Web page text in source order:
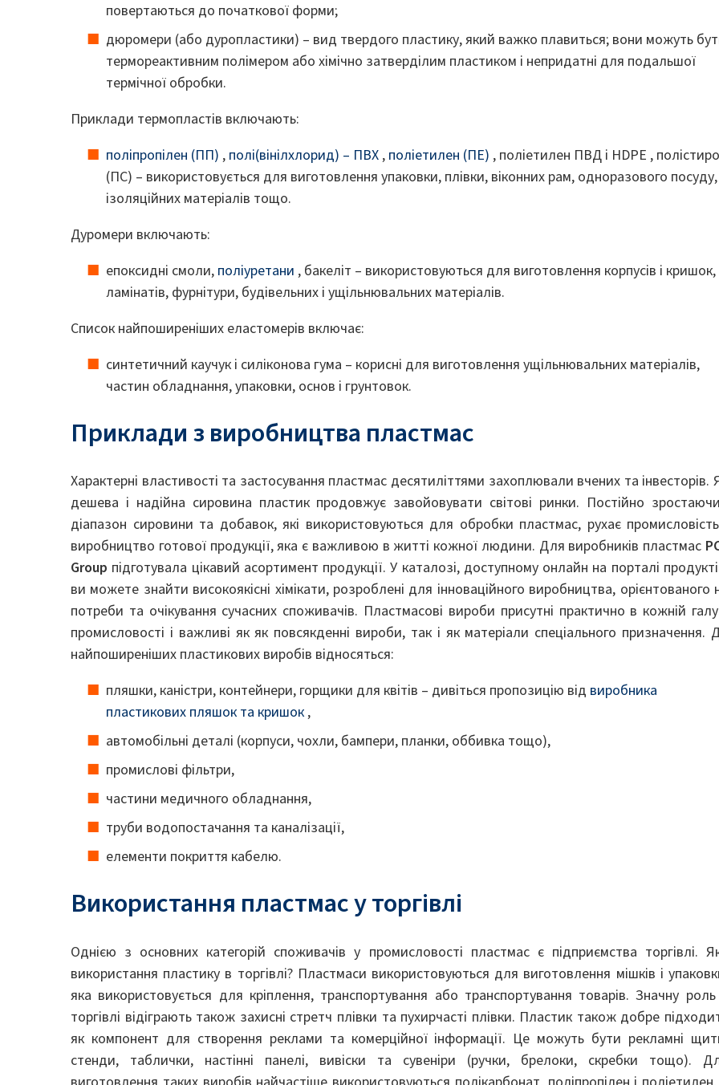
повертаються до початкової форми;
дюромери (або дуропластики) – вид твердого пластику, який важко плавиться; вони можуть
термореактивним полімером або хімічно затверділим пластиком і непридатні для подальшої
термічної обробки.
Приклади термопластів включають:
поліпропілен (ПП) , полі(вінілхлорид) – ПВХ , поліетилен (ПЕ) , поліетилен ПВД і HDPE ,
(ПС) – використовується для виготовлення упаковки, плівки, віконних рам, одноразового посуду,
ізоляційних матеріалів тощо.
Дуромери включають:
епоксидні смоли, поліуретани , бакеліт – використовуються для виготовлення корпусів і кришок,
ламінатів, фурнітури, будівельних і ущільнювальних матеріалів.
Список найпоширеніших еластомерів включає:
синтетичний каучук і силіконова гума – корисні для виготовлення ущільнювальних матеріалів,
частин обладнання, упаковки, основ і грунтовок.
Приклади з виробництва пластмас
Характерні властивості та застосування пластмас десятиліттями захоплювали вчених та інвесторів.
дешева і надійна сировина пластик продовжує завойовувати світові ринки. Постійно
діапазон сировини та добавок, які використовуються для обробки пластмас, рухає
виробництво готової продукції, яка є важливою в житті кожної людини. Для виробників пластмас
Group підготувала цікавий асортимент продукції. У каталозі, доступному онлайн на порталі
ви можете знайти високоякісні хімікати, розроблені для інноваційного виробництва, орієнтованого
потреби та очікування сучасних споживачів. Пластмасові вироби присутні практично в кожній
промисловості і важливі як як повсякденні вироби, так і як матеріали спеціального призначення.
найпоширеніших пластикових виробів відносяться:
пляшки, каністри, контейнери, горщики для квітів – дивіться пропозицію від виробника
пластикових пляшок та кришок ,
автомобільні деталі (корпуси, чохли, бампери, планки, оббивка тощо),
промислові фільтри,
частини медичного обладнання,
труби водопостачання та каналізації,
елементи покриття кабелю.
Використання пластмас у торгівлі
Однією з основних категорій споживачів у промисловості пластмас є підприємства торгівлі.
використання пластику в торгівлі? Пластмаси використовуються для виготовлення мішків і
яка використовується для кріплення, транспортування або транспортування товарів. Значну
торгівлі відіграють також захисні стретч плівки та пухирчасті плівки. Пластик також добре
як компонент для створення реклами та комерційної інформації. Це можуть бути рекламні
стенди, таблички, настінні панелі, вивіски та сувеніри (ручки, брелоки, скребки тощо).